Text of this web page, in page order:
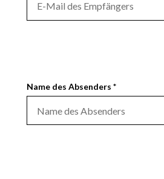
Name des Absenders *